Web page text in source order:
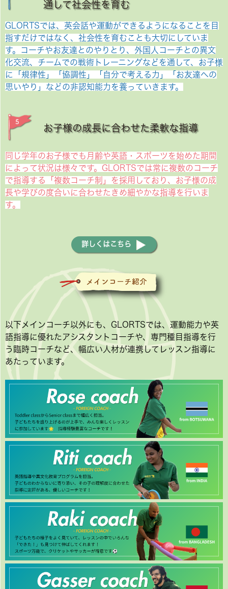
通して社会性を育む
GLORTSでは、英会話や運動ができるようになることを目
指すだけではなく、社会性を育むことも大切にしていま
す。コーチやお友達とのやりとり、外国人コーチとの異文
化交流、チームでの戦術トレーニングなどを通して、お子様
に「規律性」「協調性」「自分で考える力」「お友達への
思いやり」などの非認知能力を養っていきます。
お子様の成長に合わせた柔軟な指導
同じ学年のお子様でも月齢や英語・スポーツを始めた期間
によって状況は様々です。GLORTSでは常に複数のコーチ
で指導する「複数コーチ制」を採用しており、お子様の成
長や学びの度合いに合わせたきめ細やかな指導を行いま
す。
詳しくはこちら
以下メインコーチ以外にも、GLORTSでは、運動能力や英
語指導に優れたアシスタントコーチや、専門種目指導を行
う臨時コーチなど、幅広い人材が連携してレッスン指導に
あたっています。